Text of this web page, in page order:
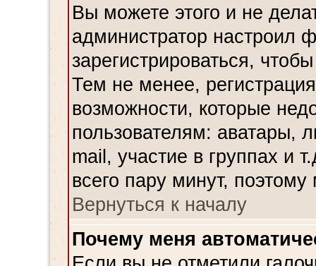
Вы можете этого и не
администратор настроил
зарегистрироваться,
Тем не менее,
возможности, которые
пользователям: аватары,
mail, участие в группах и
всего пару минут,
Вернуться к началу
Почему меня